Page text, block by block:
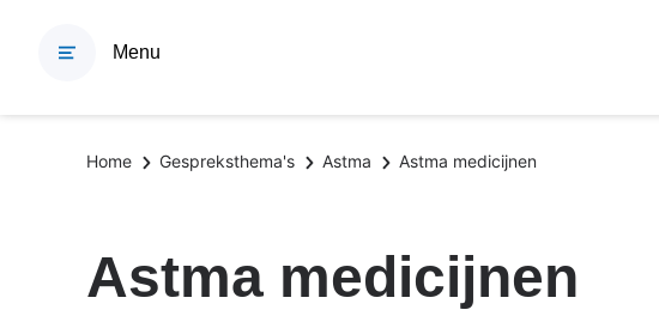
Menu
Kruimelpad
Home Gespreksthema's Astma Astma medicijnen
Astma medicijnen